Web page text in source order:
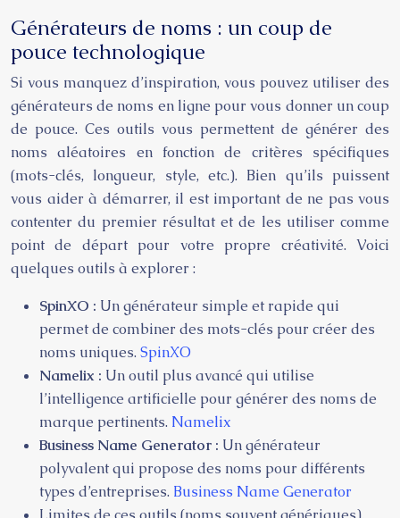
Générateurs de noms : un coup de
pouce technologique
Si vous manquez d’inspiration, vous pouvez utiliser des
générateurs de noms en ligne pour vous donner un coup
de pouce. Ces outils vous permettent de générer des
noms aléatoires en fonction de critères spécifiques
(mots-clés, longueur, style, etc.). Bien qu’ils puissent
vous aider à démarrer, il est important de ne pas vous
contenter du premier résultat et de les utiliser comme
point de départ pour votre propre créativité. Voici
quelques outils à explorer :
SpinXO : Un générateur simple et rapide qui
permet de combiner des mots-clés pour créer des
noms uniques. SpinXO
Namelix : Un outil plus avancé qui utilise
l’intelligence artificielle pour générer des noms de
marque pertinents. Namelix
Business Name Generator : Un générateur
polyvalent qui propose des noms pour différents
types d’entreprises. Business Name Generator